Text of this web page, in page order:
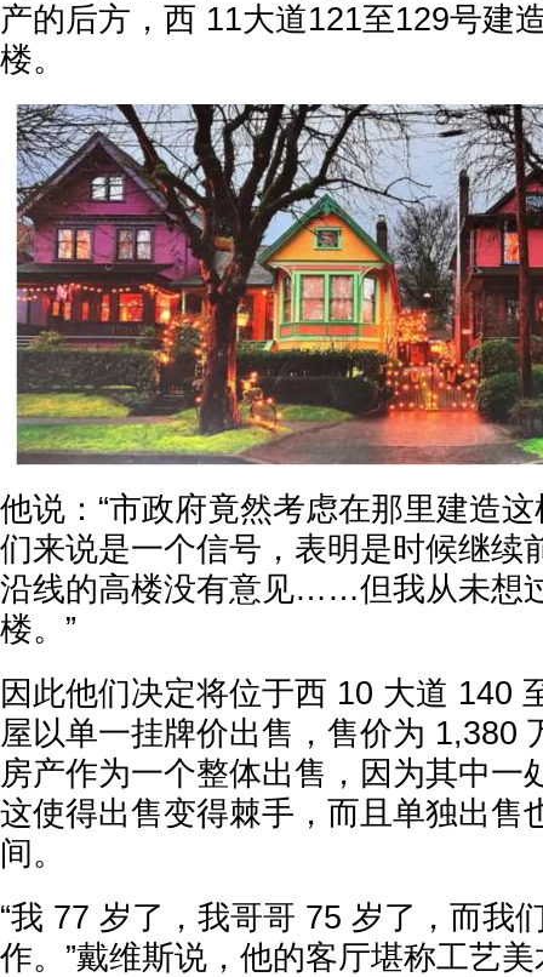
产的后方，西 11大道121至129号建
楼。
他说：“市政府竟然考虑在那里建造
们来说是一个信号，表明是时候继续
沿线的高楼没有意见……但我从未想
楼。”
因此他们决定将位于西 10 大道 140
屋以单一挂牌价出售，售价为 1,380
房产作为一个整体出售，因为其中一
这使得出售变得棘手，而且单独出售
间。
“我 77 岁了，我哥哥 75 岁了，而我
作。”戴维斯说，他的客厅堪称工艺